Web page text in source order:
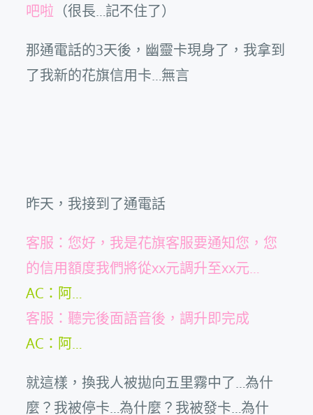
吧啦 （很長…記不住了）
那通電話的3天後，幽靈卡現身了，我拿到
了我新的花旗信用卡…無言
昨天，我接到了通電話
客服：您好，我是花旗客服要通知您，您
的信用額度我們將從xx元調升至xx元…
AC：阿…
客服：聽完後面語音後，調升即完成
AC：阿…
就這樣，換我人被拋向五里霧中了…為什
麼？我被停卡…為什麼？我被發卡…為什